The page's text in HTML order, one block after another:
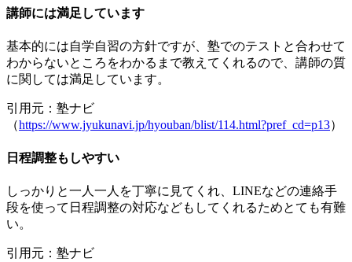
講師には満足しています
基本的には自学自習の方針ですが、塾でのテストと合わせて
わからないところをわかるまで教えてくれるので、講師の質
に関しては満足しています。
引用元：塾ナビ
（https://www.jyukunavi.jp/hyouban/blist/114.html?pref_cd=p13）
日程調整もしやすい
しっかりと一人一人を丁寧に見てくれ、LINEなどの連絡手
段を使って日程調整の対応などもしてくれるためとても有難
い。
引用元：塾ナビ